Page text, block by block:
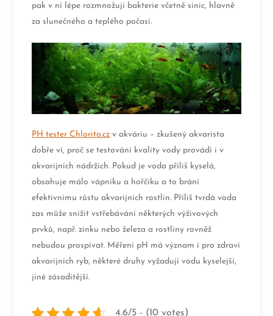
pak v ní lépe rozmnožují bakterie včetně sinic, hlavně
za slunečného a teplého počasí.
PH tester Chlorito.cz v akváriu – zkušený akvarista
dobře ví, proč se testování kvality vody provádí i v
akvarijních nádržích. Pokud je voda příliš kyselá,
obsahuje málo vápníku a hořčíku a to brání
efektivnímu růstu akvarijních rostlin. Příliš tvrdá voda
zas může snížit vstřebávání některých výživových
prvků, např. zinku nebo železa a rostliny rovněž
nebudou prospívat. Měření pH má význam i pro zdraví
akvarijních ryb, některé druhy vyžadují vodu kyselejší,
jiné zásaditější.
4.6/5 - (10 votes)